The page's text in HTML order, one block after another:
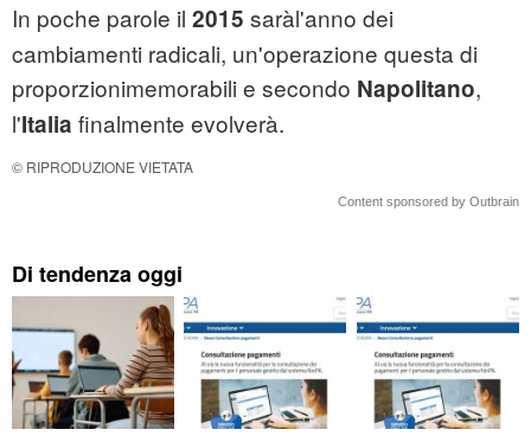
In poche parole il 2015 saràl'anno dei
cambiamenti radicali, un'operazione questa di
proporzionimemorabili e secondo Napolitano,
l'Italia finalmente evolverà.
© RIPRODUZIONE VIETATA
Content sponsored by Outbrain
Di tendenza oggi